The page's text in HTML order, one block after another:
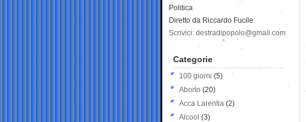
Politica
Diretto da Riccardo Fucile
Scrivici: destradipopolo@gmail.com
Categorie
100 giorni (5)
Aborto (20)
Acca Larentia (2)
Alcool (3)